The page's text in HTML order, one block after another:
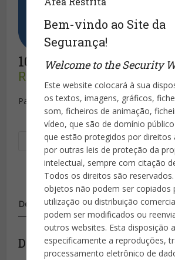
Bem-vindo ao Site da
Segurança!
Welcome to the Security
Este website colocará à sua
os textos, imagens, gráficos,
som, ficheiros de animação,
vídeo, que são de domínio
que estão protegidos por direitos
por outras leis de proteção da
intelectual, sempre com citação
Todos os direitos são reservados.
objetos não podem ser copiados
utilização ou distribuição
podem ser modificados ou
outros websites. Esta disposição
especificamente a reproduções,
processamento eletrônico de
10.000 Alertas
R$
Pacote para envio de 10.000 Alertas via
Alertas
quantidade
Adicionar ao carrinho
Descrição Avaliações (0)
Descrição